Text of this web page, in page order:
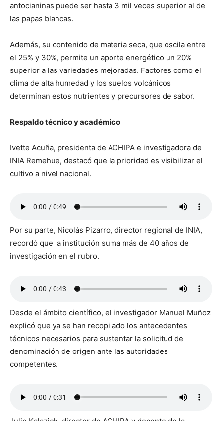
antocianinas puede ser hasta 3 mil veces superior al de
las papas blancas.
Además, su contenido de materia seca, que oscila entre
el 25% y 30%, permite un aporte energético un 20%
superior a las variedades mejoradas. Factores como el
clima de alta humedad y los suelos volcánicos
determinan estos nutrientes y precursores de sabor.
Respaldo técnico y académico
Ivette Acuña, presidenta de ACHIPA e investigadora de
INIA Remehue, destacó que la prioridad es visibilizar el
cultivo a nivel nacional.
Por su parte, Nicolás Pizarro, director regional de INIA,
recordó que la institución suma más de 40 años de
investigación en el rubro.
Desde el ámbito científico, el investigador Manuel Muñoz
explicó que ya se han recopilado los antecedentes
técnicos necesarios para sustentar la solicitud de
denominación de origen ante las autoridades
competentes.